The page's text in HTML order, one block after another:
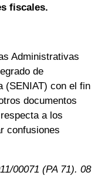
fiscales.
Administrativas
de
(SENIAT) con el fin
documentos
a los
confusiones
00071 (PA 71). 08